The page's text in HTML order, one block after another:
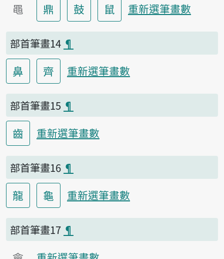
黽 鼎 鼓 鼠 重新選筆畫數
部首筆畫14 ¶
鼻 齊 重新選筆畫數
部首筆畫15 ¶
齒 重新選筆畫數
部首筆畫16 ¶
龍 龜 重新選筆畫數
部首筆畫17 ¶